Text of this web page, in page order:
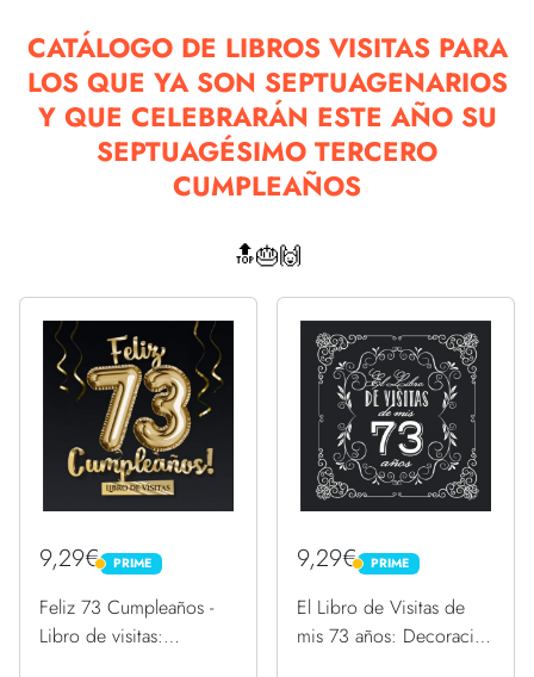
CATÁLOGO DE LIBROS VISITAS PARA
LOS QUE YA SON SEPTUAGENARIOS
Y QUE CELEBRARÁN ESTE AÑO SU
SEPTUAGÉSIMO TERCERO
CUMPLEAÑOS
🔝🎂🙌
9,29€ PRIME
PRIME
Feliz 73 Cumpleaños -
Libro de visitas:
9,29€ PRIME
PRIME
El Libro de Visitas de
mis 73 años: Decoración